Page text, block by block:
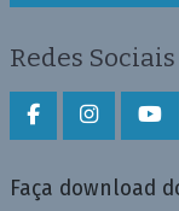
Redes Sociais
Faça download